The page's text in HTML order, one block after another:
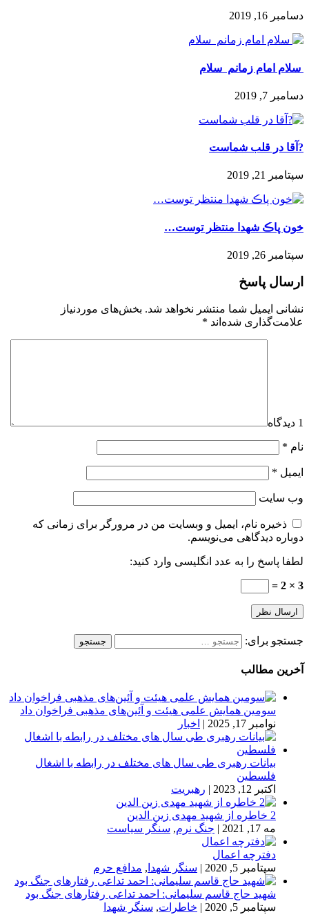
دسامبر 16, 2019
️ سلام امام زمانم ️ سلام
دسامبر 7, 2019
?آقا در قلب شماست
سپتامبر 21, 2019
خون پاڪ شهدا منتظر توست…
سپتامبر 26, 2019
ارسال پاسخ
نشانی ایمیل شما منتشر نخواهد شد. بخش‌های موردنیاز
علامت‌گذاری شده‌اند *
1 دیدگاه
نام *
ایمیل *
وب‌ سایت
ذخیره نام، ایمیل و وبسایت من در مرورگر برای زمانی که
دوباره دیدگاهی می‌نویسم.
لطفا پاسخ را به عدد انگلیسی وارد کنید:
3 × 2 =
جستجو برای:
آخرین مطالب
سومین همایش علمی هیئت و آئین‌های مذهبی فراخوان داد
نوامبر 17, 2025
| اخبار
بیانات رهبری طی سال های مختلف در رابطه با اشغال
فلسطین
اکتبر 12, 2023
| رهبریت
2 خاطره از شهید مهدی زین الدین
مه 17, 2021
| جنگ نرم, سنگر سیاست
دفترچه اعمال
سپتامبر 5, 2020
| سنگر شهدا , مدافع حرم
شهید حاج قاسم سلیمانی: احمد تداعی رفتارهای جنگ بود
سپتامبر 5, 2020
| خاطرات, سنگر شهدا